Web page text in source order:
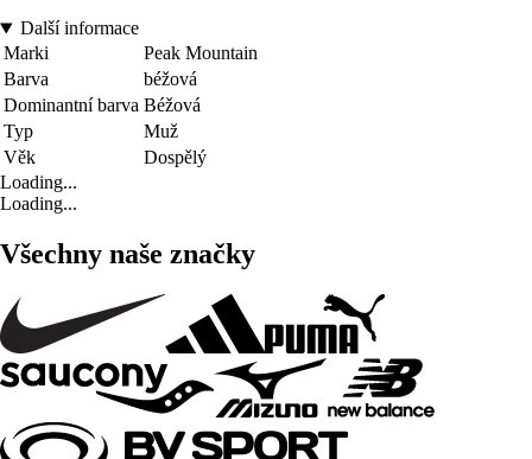
Další informace
Marki
Peak Mountain
Barva
béžová
Dominantní barva Béžová
Typ
Muž
Věk
Dospělý
Loading...
Loading...
Všechny naše značky